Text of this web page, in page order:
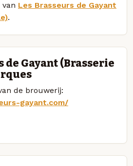
Les Brasseurs de Gayant
.
de Gayant (Brasserie
de brouwerij:
gayant.com/